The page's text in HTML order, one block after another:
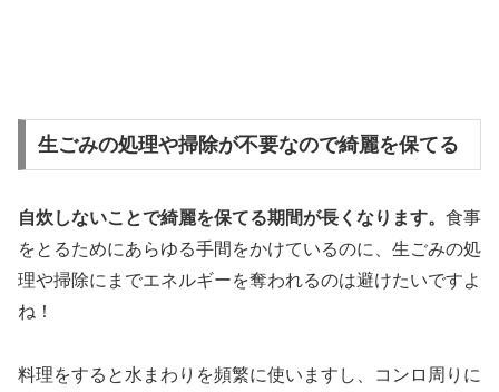
生ごみの処理や掃除が不要なので綺麗を保てる
自炊しないことで綺麗を保てる期間が長くなります。 食事
をとるためにあらゆる手間をかけているのに、生ごみの処
理や掃除にまでエネルギーを奪われるのは避けたいですよ
ね！
料理をすると水まわりを頻繁に使いますし、コンロ周りに